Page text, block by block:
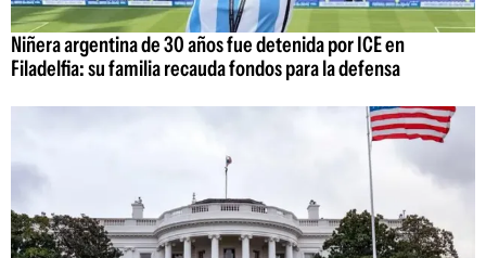
Niñera argentina de 30 años fue detenida por ICE en
Filadelfia: su familia recauda fondos para la defensa